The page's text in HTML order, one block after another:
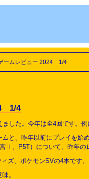
ームレビュー 2024 1/4
1/4
した。今年は全4回です。
と、昨年以前にプレイを始
Ⅱ、P5T）について、昨年の
ズ、ポケモンSVの4本です。
。